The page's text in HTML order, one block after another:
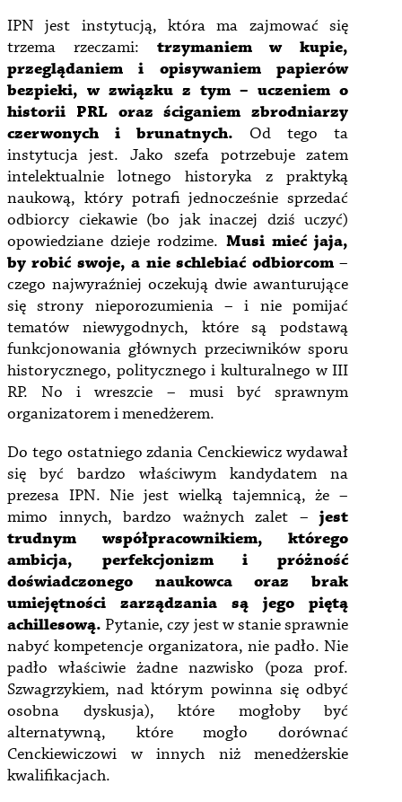
IPN jest instytucją, która ma zajmować się
trzema rzeczami: trzymaniem w kupie,
przeglądaniem i opisywaniem papierów
bezpieki, w związku z tym – uczeniem o
historii PRL oraz ściganiem zbrodniarzy
czerwonych i brunatnych. Od tego ta
instytucja jest. Jako szefa potrzebuje zatem
intelektualnie lotnego historyka z praktyką
naukową, który potrafi jednocześnie sprzedać
odbiorcy ciekawie (bo jak inaczej dziś uczyć)
opowiedziane dzieje rodzime. Musi mieć jaja,
by robić swoje, a nie schlebiać odbiorcom–
czego najwyraźniej oczekują dwie awanturujące
się strony nieporozumienia – i nie pomijać
tematów niewygodnych, które są podstawą
funkcjonowania głównych przeciwników sporu
historycznego, politycznego i kulturalnego w III
RP. No i wreszcie – musi być sprawnym
organizatorem i menedżerem.
Do tego ostatniego zdania Cenckiewicz wydawał
się być bardzo właściwym kandydatem na
prezesa IPN. Nie jest wielką tajemnicą, że –
mimo innych, bardzo ważnych zalet –jest
trudnym współpracownikiem, którego
ambicja, perfekcjonizm i próżność
doświadczonego naukowca oraz brak
umiejętności zarządzania są jego piętą
achillesową. Pytanie, czy jest w stanie sprawnie
nabyć kompetencje organizatora, nie padło. Nie
padło właściwie żadne nazwisko (poza prof.
Szwagrzykiem, nad którym powinna się odbyć
osobna dyskusja), które mogłoby być
alternatywną, które mogło dorównać
Cenckiewiczowi w innych niż menedżerskie
kwalifikacjach.